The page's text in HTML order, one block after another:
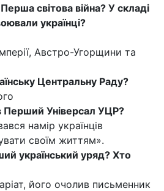
світова війна? У складі
українці?
Австро-Угорщини та
Центральну Раду?
Універсал УЦР?
намір українців
своїм життям».
український уряд? Хто
його очолив письменник